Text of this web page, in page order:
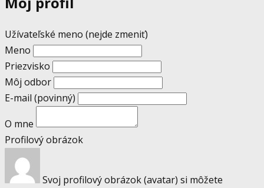
Užívateľské meno (nejde zmeniť)
Meno
Priezvisko
Môj odbor
E-mail (povinný)
O mne
Profilový obrázok
Svoj profilový obrázok (avatar) si môžete